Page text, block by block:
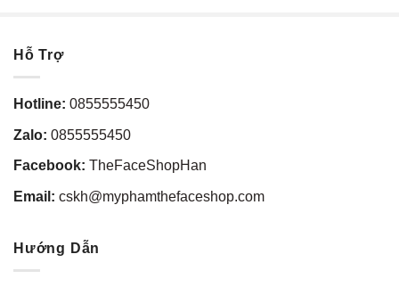
Hỗ Trợ
Hotline: 0855555450
Zalo: 0855555450
Facebook: TheFaceShopHan
Email: cskh@myphamthefaceshop.com
Hướng Dẫn